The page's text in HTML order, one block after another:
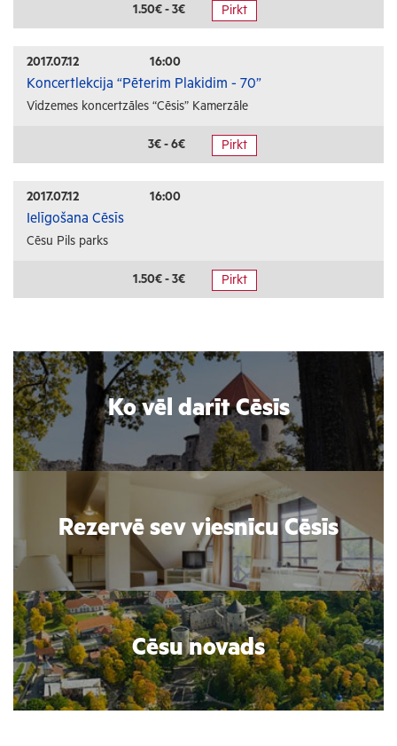
1.50€ - 3€ Pirkt
2017.07.12 16:00
Koncertlekcija “Pēterim Plakidim - 70”
Vidzemes koncertzāles “Cēsis” Kamerzāle
3€ - 6€ Pirkt
2017.07.12 16:00
Ielīgošana Cēsīs
Cēsu Pils parks
1.50€ - 3€ Pirkt
Ko vēl darīt Cēsīs
Rezervē sev viesnīcu Cēsīs
Cēsu novads